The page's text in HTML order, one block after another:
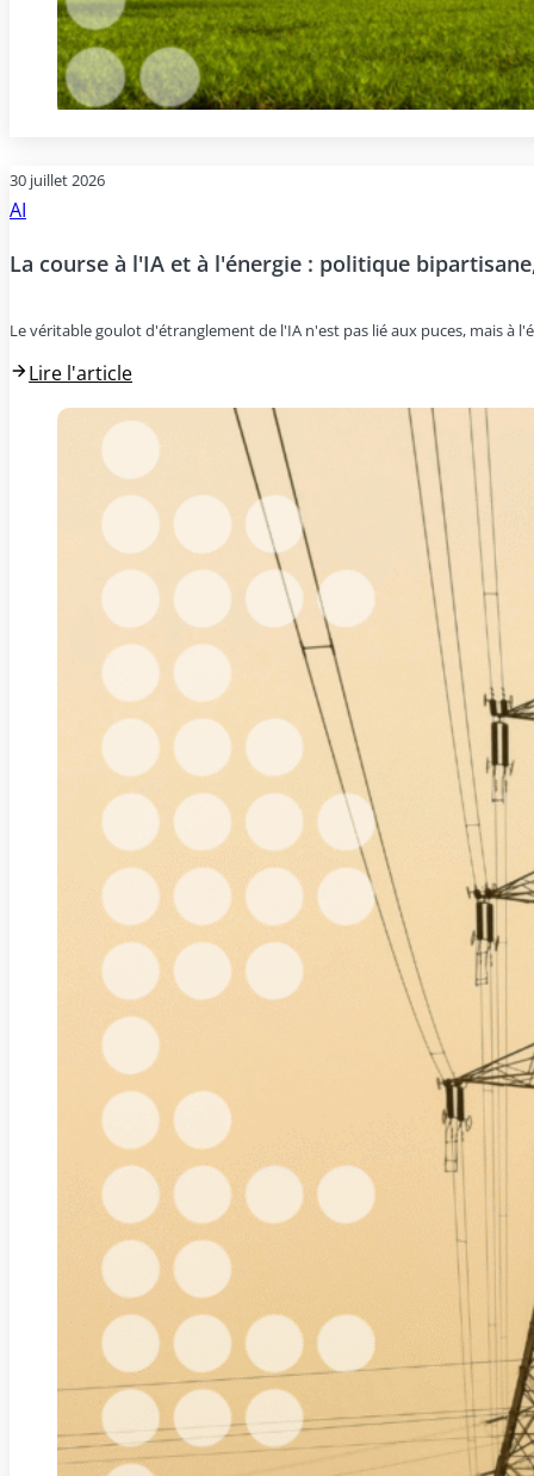
30 juillet 2026
AI
La course à l'IA et à l'énergie : politique
Le véritable goulot d'étranglement de l'IA n'est pas lié aux puces, mais à
Lire l'article